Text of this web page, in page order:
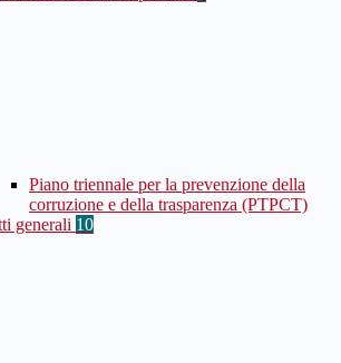
Piano triennale per la prevenzione della
corruzione e della trasparenza (PTPCT)
generali 10